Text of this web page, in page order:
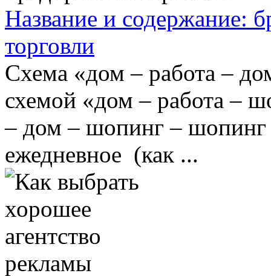
Название и содержание:
торговли
Схема «дом – работа –
схемой «дом – работа –
– дом – шопинг – шопинг
ежедневное (как ...